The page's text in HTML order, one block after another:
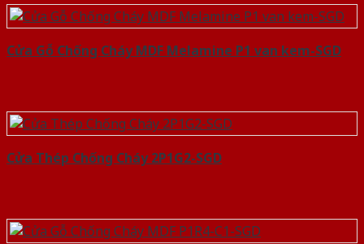
Cửa Gỗ Chống Cháy MDF Melamine P1 van kem-SGD
Cửa Thép Chống Cháy 2P1G2-SGD